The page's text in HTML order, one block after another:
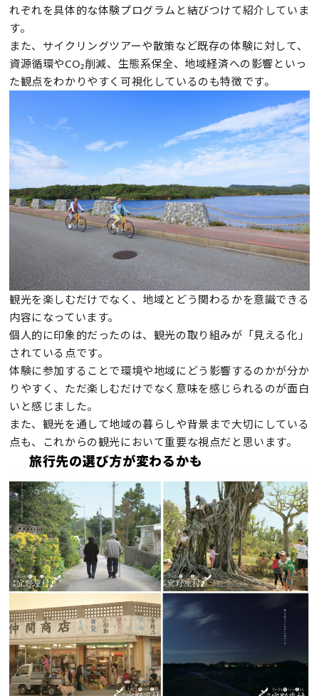
れぞれを具体的な体験プログラムと結びつけて紹介していま
す。
また、サイクリングツアーや散策など既存の体験に対して、
資源循環やCO₂削減、生態系保全、地域経済への影響といっ
た観点をわかりやすく可視化しているのも特徴です。
観光を楽しむだけでなく、地域とどう関わるかを意識できる
内容になっています。
個人的に印象的だったのは、観光の取り組みが「見える化」
されている点です。
体験に参加することで環境や地域にどう影響するのかが分か
りやすく、ただ楽しむだけでなく意味を感じられるのが面白
いと感じました。
また、観光を通して地域の暮らしや背景まで大切にしている
点も、これからの観光において重要な視点だと思います。
旅行先の選び方が変わるかも